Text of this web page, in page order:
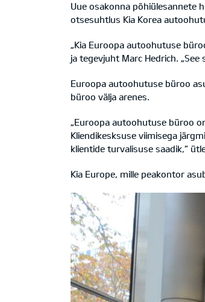
Uue osakonna põhiülesannete
otsesuhtlus Kia Korea
„Kia Euroopa autoohutuse
ja tegevjuht Marc Hedrich.
Euroopa autoohutuse büroo
büroo välja arenes.
„Euroopa autoohutuse büroo
Kliendikesksuse viimisega
klientide turvalisuse saadik,“
Kia Europe, mille peakontor